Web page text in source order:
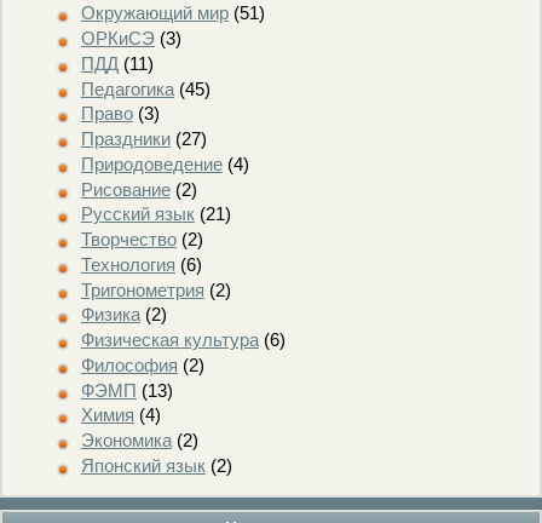
Окружающий мир(51)
ОРКиСЭ(3)
ПДД (11)
Педагогика(45)
Право(3)
Праздники(27)
Природоведение(4)
Рисование(2)
Русский язык(21)
Творчество(2)
Технология (6)
Тригонометрия (2)
Физика(2)
Физическая культура(6)
Философия (2)
ФЭМП (13)
Химия (4)
Экономика(2)
Японский язык(2)